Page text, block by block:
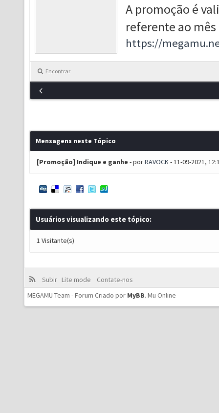
A promoção é
referente ao
https://
Encontrar
Mensagens neste Tópico
[Promoção] Indique e ganhe - porRAVOCK- 11-09-2021,
Usuários visualizando este tópico:
1 Visitante(s)
Subir Lite mode
Contate-nos
MEGAMU Team - Forum Criado por MyBB. Mu Online